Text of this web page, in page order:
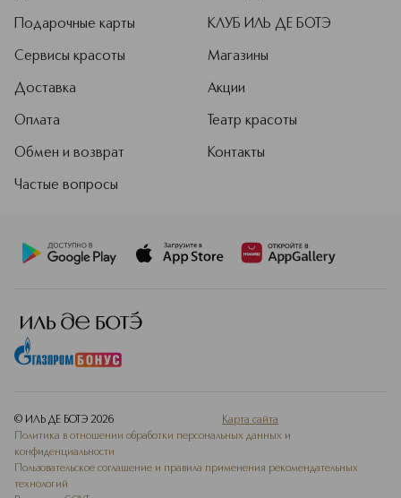
Подарочные карты
Сервисы красоты
Доставка
Оплата
Обмен и возврат
Частые вопросы
КЛУБ ИЛЬ ДЕ БОТЭ
Магазины
Акции
Театр красоты
Контакты
© ИЛЬ ДЕ БОТЭ 2026
Карта сайта
Политика в отношении обработки персональных данных и
конфиденциальности
Пользовательское соглашение и правила применения рекомендательных
технологий